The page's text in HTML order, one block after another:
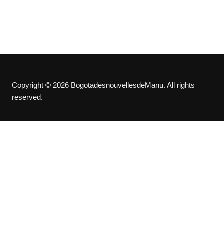
Copyright © 2026 BogotadesnouvellesdeManu. All rights
reserved.